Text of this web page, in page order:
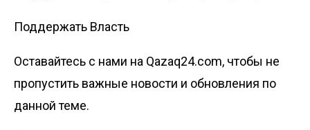
Поддержать Власть
Оставайтесь с нами на Qazaq24.com, чтобы не
пропустить важные новости и обновления по
данной теме.